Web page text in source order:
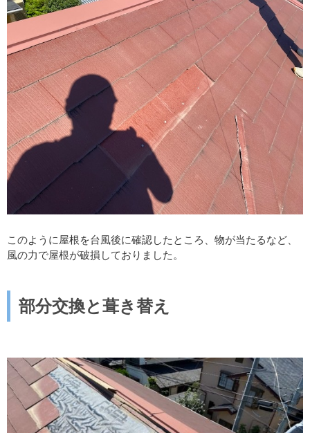
このように屋根を台風後に確認したところ、物が当たるなど、
風の力で屋根が破損しておりました。
部分交換と葺き替え